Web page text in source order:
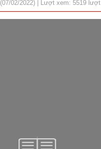
(07/02/2022) | Lượt xem: 5519 lượt